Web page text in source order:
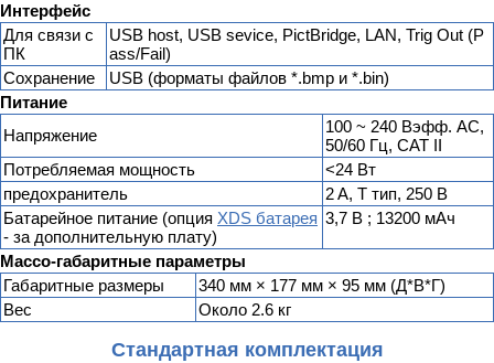
Интерфейс
Для связи с
ПК
USB host, USB sevice, PictBridge, LAN, Trig Out (P
ass/Fail)
Сохранение
USB (форматы файлов *.bmp и *.bin)
Питание
Напряжение
100 ~ 240 Вэфф. AC,
50/60 Гц, CAT II
Потребляемая мощность
<24 Вт
предохранитель
2 A, T тип, 250 В
Батарейное питание (опция XDS батарея
- за дополнительную плату)
3,7 В ; 13200 мАч
Массо-габаритные параметры
Габаритные размеры
340 мм × 177 мм × 95 мм (Д*В*Г)
Вес
Около 2.6 кг
Стандартная комплектация